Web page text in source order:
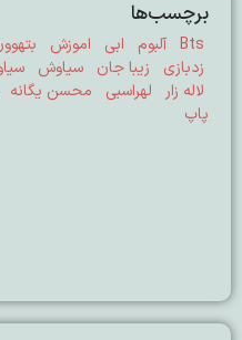
برچسب‌ها
Bts آلبوم ابی اموزش
زدبازی
زیبا جان سیاوش
لاله زار
لهراسبی محسن یگانه
پاپ